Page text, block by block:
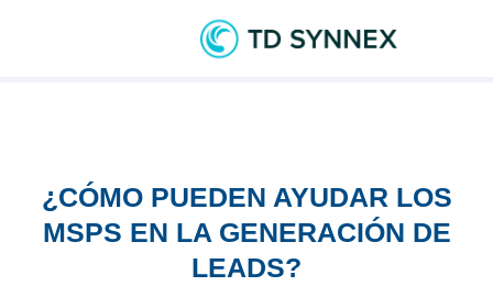
¿CÓMO PUEDEN AYUDAR LOS
MSPS EN LA GENERACIÓN DE
LEADS?